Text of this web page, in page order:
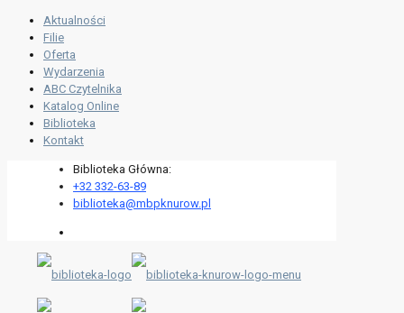
Aktualności
Filie
Oferta
Wydarzenia
ABC Czytelnika
Katalog Online
Biblioteka
Kontakt
Biblioteka Główna:
+32 332-63-89
biblioteka@mbpknurow.pl